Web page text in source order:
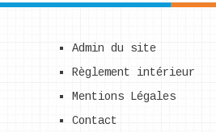
Admin du site
Règlement intérieur
Mentions Légales
Contact